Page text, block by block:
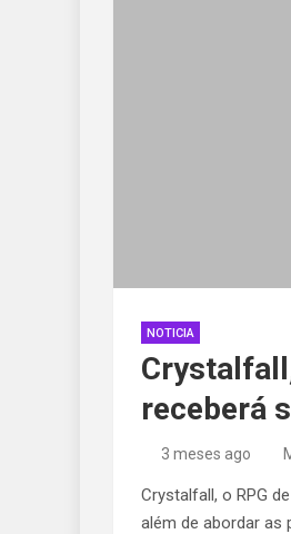
NOTICIA
receberá
3 meses ago
Crystalfall, o RPG
além de abordar as